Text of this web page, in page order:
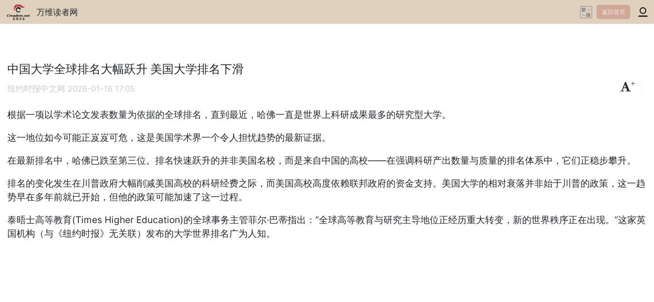
万维读者网 返回首页
中国大学全球排名大幅跃升 美国大学排名下滑
纽约时报中文网 2026-01-16 17:05
+
根据一项以学术论文发表数量为依据的全球排名，直到最近，哈佛一直是世界上科研成果最多的研究型大学。
这一地位如今可能正岌岌可危，这是美国学术界一个令人担忧趋势的最新证据。
在最新排名中，哈佛已跌至第三位。排名快速跃升的并非美国名校，而是来自中国的高校——在强调科研产出数量与质量的排名体系中，它们正稳步攀升。
排名的变化发生在川普政府大幅削减美国高校的科研经费之际，而美国高校高度依赖联邦政府的资金支持。美国大学的相对衰落并非始于川普的政策，这一趋
势早在多年前就已开始，但他的政策可能加速了这一过程。
泰晤士高等教育(Times Higher Education)的全球事务主管菲尔·巴蒂指出：“全球高等教育与研究主导地位正经历重大转变，新的世界秩序正在出现。”这家英
国机构（与《纽约时报》无关联）发布的大学世界排名广为人知。